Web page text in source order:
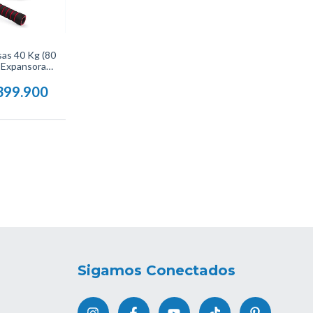
40 Kg (80
De
Ejercicios
Stars.
Sigamos Conectados